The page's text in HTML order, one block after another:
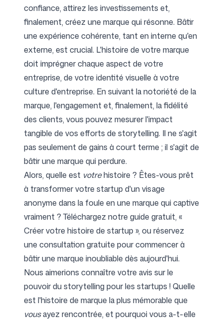
confiance, attirez les investissements et,
finalement, créez une marque qui résonne. Bâtir
une expérience cohérente, tant en interne qu'en
externe, est crucial. L'histoire de votre marque
doit imprégner chaque aspect de votre
entreprise, de votre identité visuelle à votre
culture d'entreprise. En suivant la notoriété de la
marque, l'engagement et, finalement, la fidélité
des clients, vous pouvez mesurer l'impact
tangible de vos efforts de storytelling. Il ne s'agit
pas seulement de gains à court terme ; il s'agit de
bâtir une marque qui perdure.
Alors, quelle est votrehistoire ? Êtes-vous prêt
à transformer votre startup d'un visage
anonyme dans la foule en une marque qui captive
vraiment ? Téléchargez notre guide gratuit, «
Créer votre histoire de startup », ou réservez
une consultation gratuite pour commencer à
bâtir une marque inoubliable dès aujourd'hui.
Nous aimerions connaître votre avis sur le
pouvoir du storytelling pour les startups ! Quelle
est l'histoire de marque la plus mémorable que
vousayez rencontrée, et pourquoi vous a-t-elle